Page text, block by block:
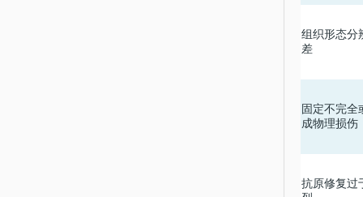
组织形态分
差
固定不完全
成物理损伤
抗原修复过